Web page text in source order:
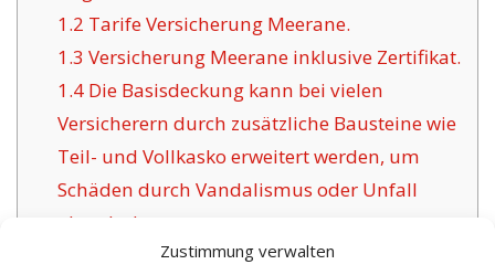
Zustimmung verwalten
1.2 Tarife Versicherung Meerane.
1.3 Versicherung Meerane inklusive Zertifikat.
1.4Die Basisdeckung kann bei vielen
Versicherern durch zusätzliche Bausteine wie
Teil- und Vollkasko erweitert werden, um
Schäden durch Vandalismus oder Unfall
abzudecken.
Das Ziel anerkannter